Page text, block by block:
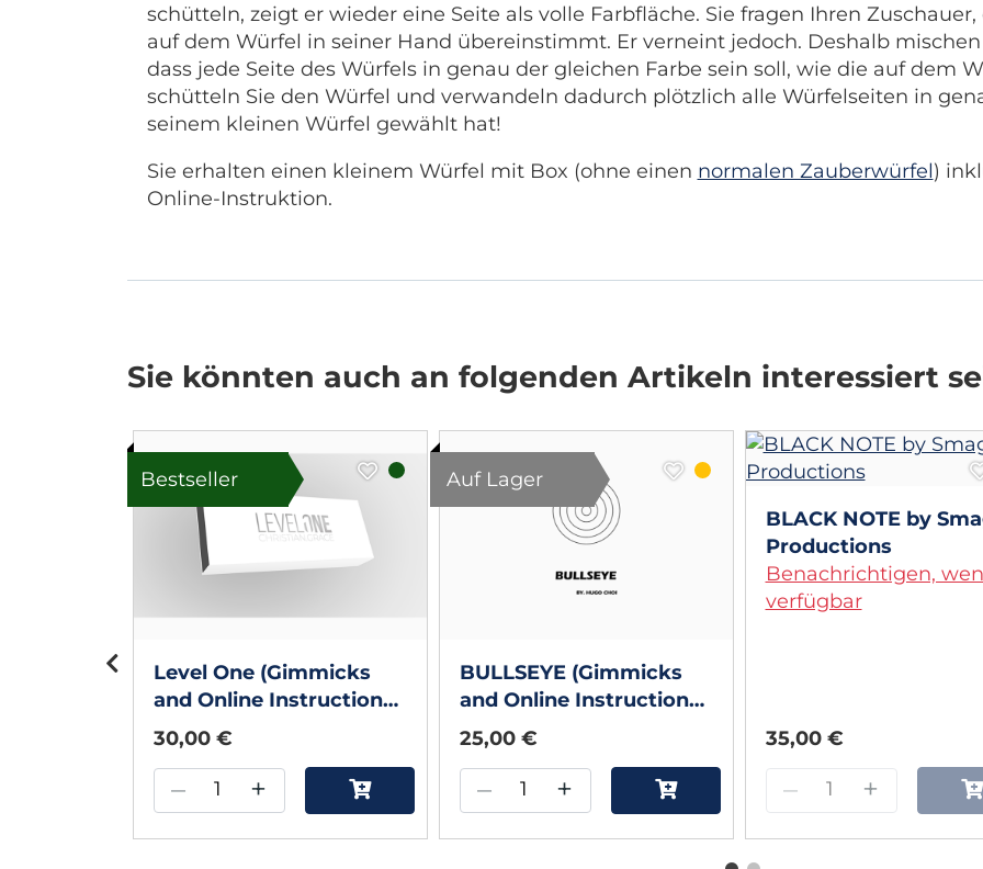
schütteln, zeigt er wieder eine Seite als volle Farbfläche. Sie fragen Ihren
auf dem Würfel in seiner Hand übereinstimmt. Er verneint jedoch. Deshalb
dass jede Seite des Würfels in genau der gleichen Farbe sein soll, wie die auf dem
schütteln Sie den Würfel und verwandeln dadurch plötzlich alle Würfelseiten in
seinem kleinen Würfel gewählt hat!
Sie erhalten einen kleinem Würfel mit Box (ohne einen normalen Zauberwürfel)
Online-Instruktion.
Sie könnten auch an folgenden Artikeln interessiert
Bestseller
Level One (Gimmicks
and Online Instructions)
by Christian Grace -
Trick
30,00 €
– +
Auf Lager
BULLSEYE (Gimmicks
and Online Instructions)
by Hugo Choi
25,00 €
– +
BLACK NOTE by
Productions
Benachrichtigen,
verfügbar
35,00 €
– +